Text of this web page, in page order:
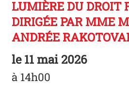
LUMIÈRE DU DROIT
DIRIGÉE PAR MME
ANDRÉE
le11 mai 2026
à 14h00